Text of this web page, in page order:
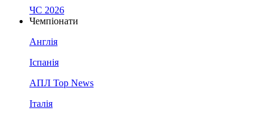
ЧС 2026
Чемпіонати
Англія
Іспанія
АПЛ Top News
Італія